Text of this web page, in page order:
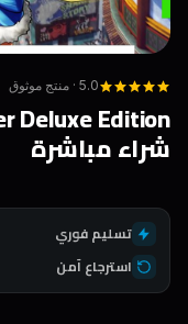
5.0 · منتج موثوق
Deluxe Edition
شراء مباشرة
تسليم فوري
استرجاع آمن